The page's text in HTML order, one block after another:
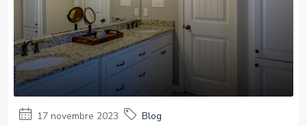
17 novembre 2023 Blog